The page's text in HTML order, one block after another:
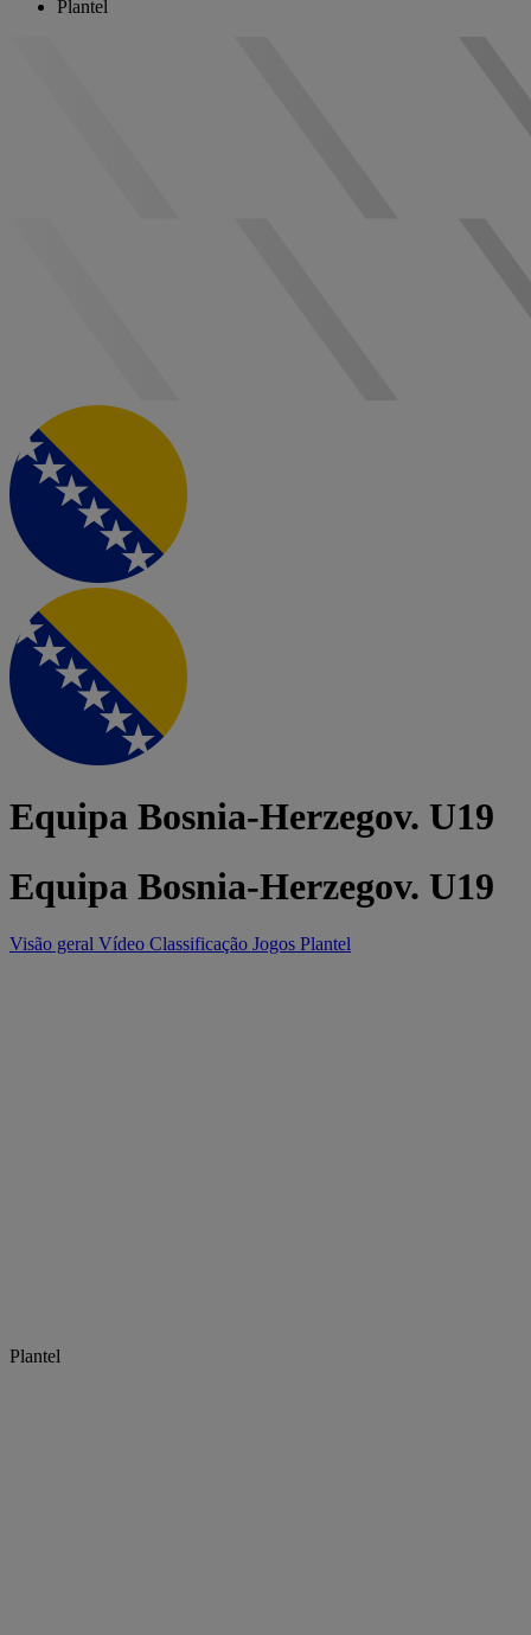
Plantel
Equipa Bosnia-Herzegov. U19
Equipa Bosnia-Herzegov. U19
Visão geral Vídeo Classificação Jogos Plantel
Plantel